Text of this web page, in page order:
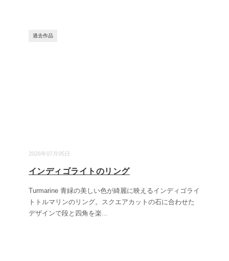
2026年07月05日
過去作品
インディゴライトのリング
Turmarine 青緑の美しい色が綺麗に映えるインディゴライ
トトルマリンのリング。スクエアカットの石に合わせた
デザインで段と四角を楽...